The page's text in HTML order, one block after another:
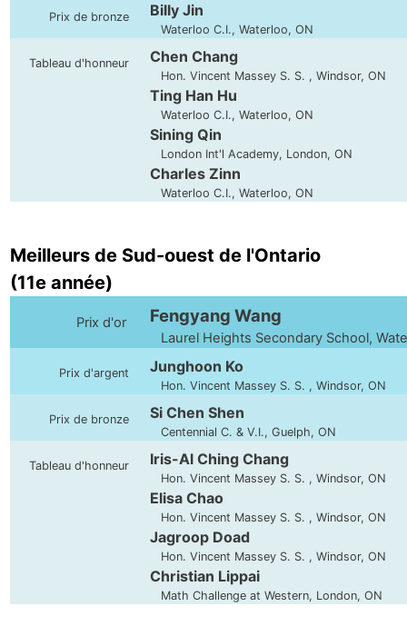
Prix de bronze Billy Jin
Waterloo C.I., Waterloo, ON
Tableau d'honneur Chen Chang
Hon. Vincent Massey S. S. , Windsor, ON
Ting Han Hu
Waterloo C.I., Waterloo, ON
Sining Qin
London Int'l Academy, London, ON
Charles Zinn
Waterloo C.I., Waterloo, ON
Meilleurs de Sud-ouest de l'Ontario
(11e année)
Prix d'or Fengyang Wang
Laurel Heights Secondary School,
Prix d'argent Junghoon Ko
Hon. Vincent Massey S. S. , Windsor, ON
Prix de bronze Si Chen Shen
Centennial C. & V.I., Guelph, ON
Tableau d'honneur Iris-Al Ching Chang
Hon. Vincent Massey S. S. , Windsor, ON
Elisa Chao
Hon. Vincent Massey S. S. , Windsor, ON
Jagroop Doad
Hon. Vincent Massey S. S. , Windsor, ON
Christian Lippai
Math Challenge at Western, London, ON